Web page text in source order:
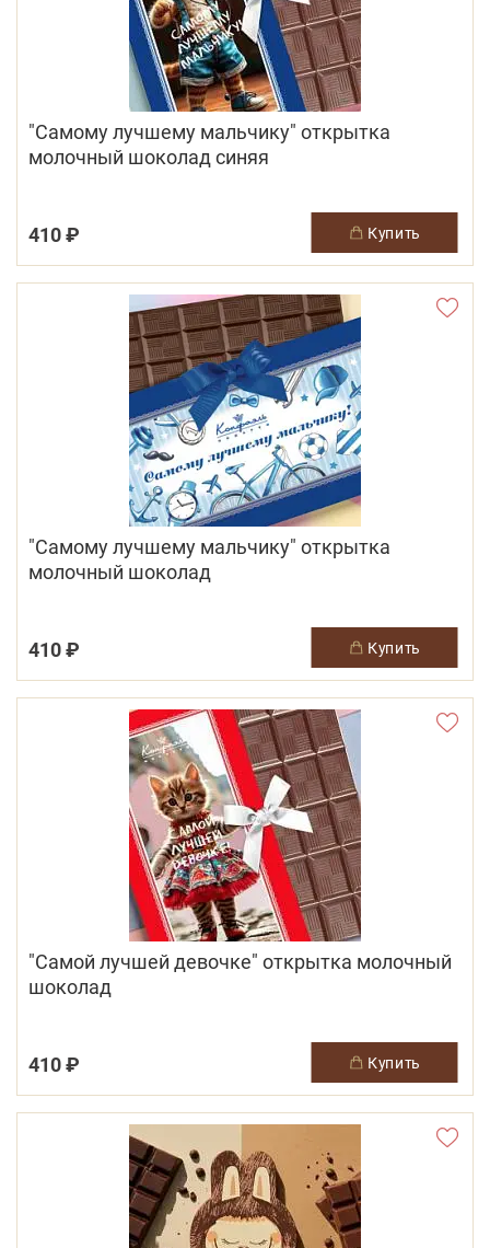
"Самому лучшему мальчику" открытка
молочный шоколад синяя
410 ₽ купить
"Самому лучшему мальчику" открытка
молочный шоколад
410 ₽ купить
"Самой лучшей девочке" открытка молочный
шоколад
410 ₽ купить